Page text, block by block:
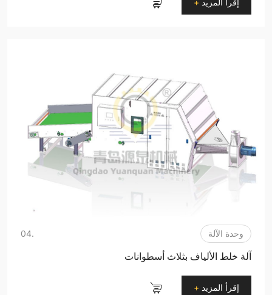
وحدة الآلة .04
آلة خلط الألياف بثلاث أسطوانات
إقرأ المزيد +